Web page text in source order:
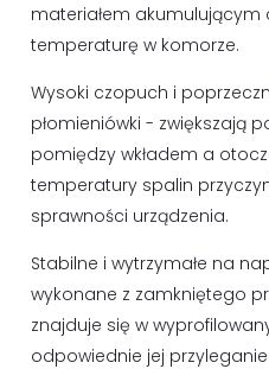
materiałem akumulującym
temperaturę w komorze.
Wysoki czopuch i
płomieniówki - zwiększają
pomiędzy wkładem a
temperatury spalin
sprawności urządzenia.
Stabilne i wytrzymałe na
wykonane z zamkniętego
znajduje się w
odpowiednie jej